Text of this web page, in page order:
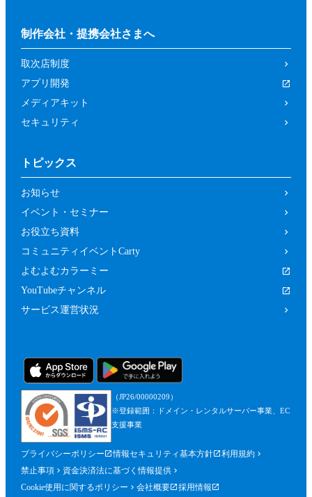
制作会社・提携会社さまへ
取次店制度
アプリ開発
メディアキット
セキュリティ
トピックス
お知らせ
イベント・セミナー
お役立ち資料
コミュニティイベントCarty
よむよむカラーミー
YouTubeチャンネル
サービス運営状況
（JP26/00000209）
※登録範囲：ドメイン・レンタルサーバー事業、EC
支援事業
プライバシーポリシー 情報セキュリティ基本方針
利用規約
禁止事項
資金決済法に基づく情報提供
Cookie使用に関するポリシー
会社概要 採用情報